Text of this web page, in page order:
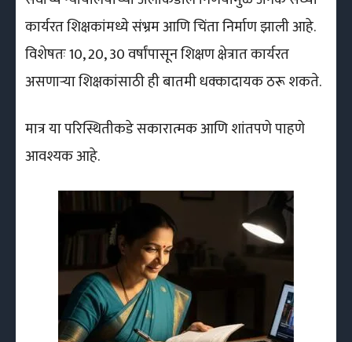
कार्यरत शिक्षकांमध्ये संभ्रम आणि चिंता निर्माण झाली आहे.
विशेषतः 10, 20, 30 वर्षांपासून शिक्षण क्षेत्रात कार्यरत
असणाऱ्या शिक्षकांसाठी ही बातमी धक्कादायक ठरू शकते.
मात्र या परिस्थितीकडे सकारात्मक आणि शांतपणे पाहणे
आवश्यक आहे.